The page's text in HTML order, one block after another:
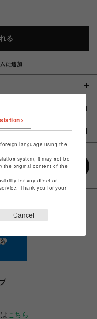
る
に追加
こちら
language using the
system, it may not be
the original content of the
for any direct or
Thank you for your
Cancel